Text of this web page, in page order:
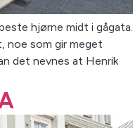
hjørne midt i gågata.
noe som gir meget
det nevnes at Henrik